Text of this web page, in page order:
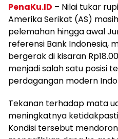
PenaKu.ID – Nilai tukar
Amerika Serikat (AS)
pelemahan hingga awal
referensi Bank Indonesia,
bergerak di kisaran
menjadi salah satu posisi
perdagangan modern
Tekanan terhadap mata
meningkatnya
Kondisi tersebut